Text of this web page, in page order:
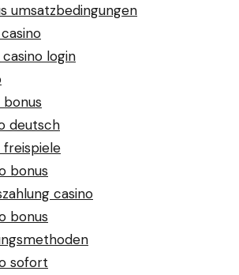
umsatzbedingungen
login
bonus
deutsch
freispiele
bonus
casino
bonus
sofort